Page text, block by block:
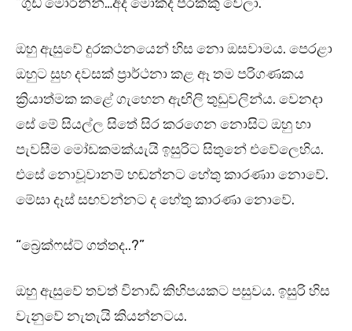
ඔහු ඇසුවේ දුරකථනයෙන් හිස නො ඔසවාමය. පෙරළා
ඔහුට සුභ දවසක් ප්‍රාර්ථනා කළ ඈ තම පරිගණකය
ක්‍රියාත්මක කළේ ගැහෙන ඇඟිලි තුඩුවලින්ය. වෙනදා
සේ මේ සියල්ල සිතේ සිර කරගෙන නොසිට ඔහු හා
පැවසීම මෝඩකමක්යැයි ඉසුරිට සිතුනේ එවේලෙහිය.
එසේ නොවූවානම් හඬන්නට හේතු කාරණාා නොවේ.
මේසා දෑස් සඟවන්නට ද හේතු කාරණා නොවේ.
“බ්‍රෙක්ෆස්ට් ගත්තද..?”
ඔහු ඇසුවේ තවත් විනාඩි කිහිපයකට පසුවය. ඉසුරි හිස
වැනුවේ නැතැයි කියන්නටය.